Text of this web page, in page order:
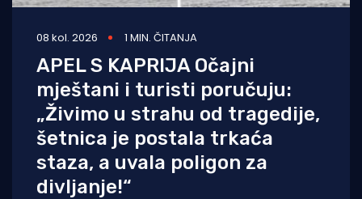
08 kol. 2026 1 MIN. ČITANJA
APEL S KAPRIJA Očajni
mještani i turisti poručuju:
„Živimo u strahu od tragedije,
šetnica je postala trkaća
staza, a uvala poligon za
divljanje!“